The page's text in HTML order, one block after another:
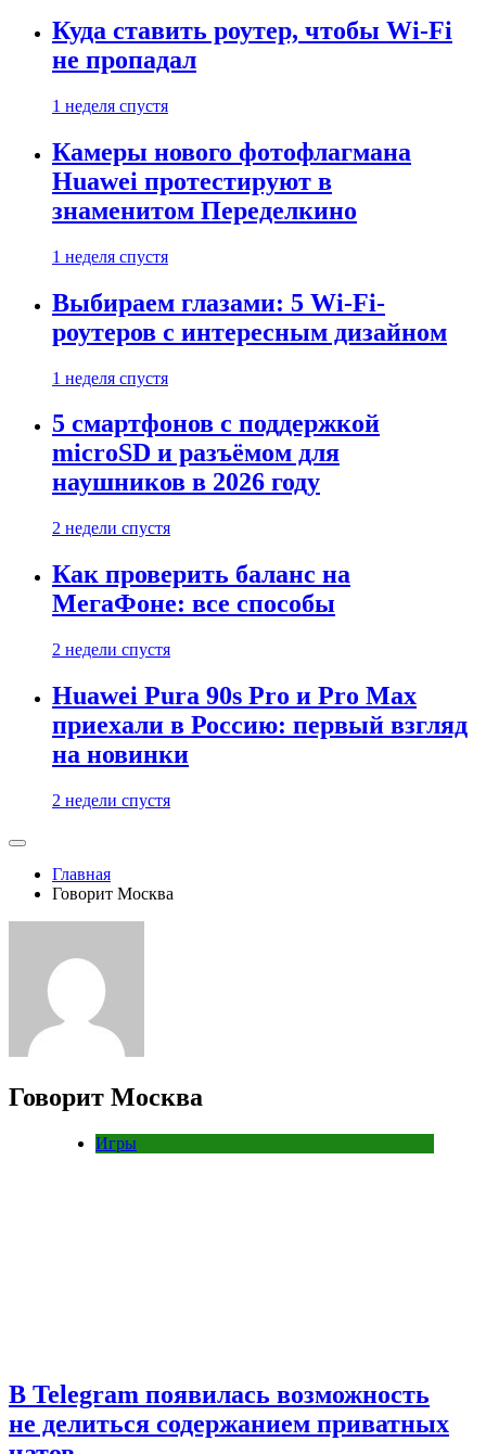
Куда ставить роутер, чтобы Wi-Fi
не пропадал
1 неделя спустя
Камеры нового фотофлагмана
Huawei протестируют в
знаменитом Переделкино
1 неделя спустя
Выбираем глазами: 5 Wi-Fi-
роутеров с интересным дизайном
1 неделя спустя
5 смартфонов с поддержкой
microSD и разъёмом для
наушников в 2026 году
2 недели спустя
Как проверить баланс на
МегаФоне: все способы
2 недели спустя
Huawei Pura 90s Pro и Pro Max
приехали в Россию: первый взгляд
на новинки
2 недели спустя
Главная
Говорит Москва
Говорит Москва
Игры
В Telegram появилась возможность
не делиться содержанием приватных